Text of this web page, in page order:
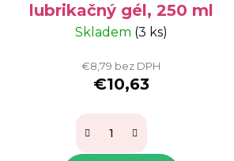
lubrikačný gél, 250 ml
Skladem (3 ks)
€8,79 bez DPH
€10,63